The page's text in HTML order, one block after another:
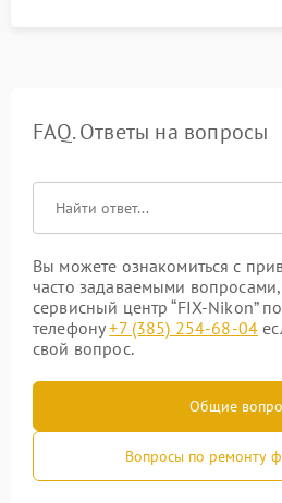
FAQ. Ответы на вопросы
Вы можете ознакомиться с
часто задаваемыми
сервисный центр “FIX-Nikon”
телефону+7 (385) 254-68-04
свой вопрос.
Общие
Вопросы по ремонту